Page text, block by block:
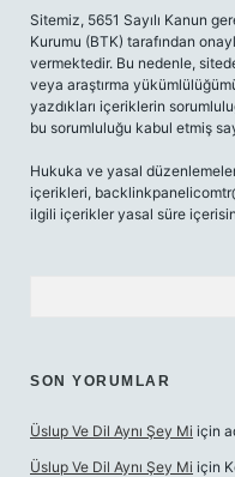
Sitemiz, 5651 Sayılı Kanun
Kurumu (BTK) tarafından
vermektedir. Bu nedenle,
veya araştırma
yazdıkları içeriklerin
bu sorumluluğu kabul etmiş
Hukuka ve yasal
içerikleri,
ilgili içerikler yasal süre
SON YORUMLAR
Üslup Ve Dil Aynı Şey Mi için
Üslup Ve Dil Aynı Şey Mi için